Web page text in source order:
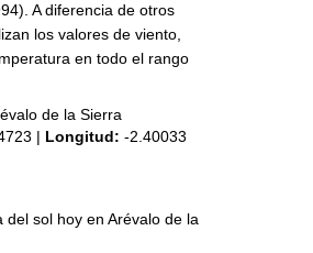
A diferencia de otros
los valores de viento,
en todo el rango
de la Sierra
| Longitud: -2.40033
del sol hoy en Arévalo de la